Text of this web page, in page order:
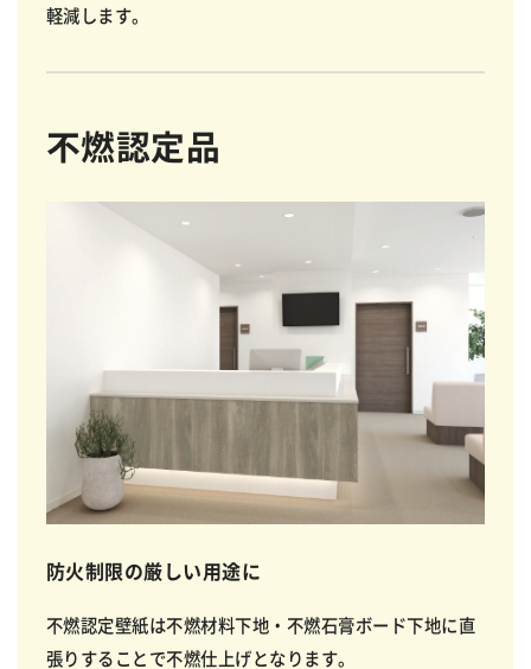
軽減します。
不燃認定品
防火制限の厳しい用途に
不燃認定壁紙は不燃材料下地・不燃石膏ボード下地に直
張りすることで不燃仕上げとなります。